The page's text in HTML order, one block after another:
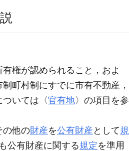
権が認められること，およ
町村制にすでに市有不動産，
いては〈官有地〉の項目を参
の他の財産を公有財産 として規
公有財産に関する規定 を準用